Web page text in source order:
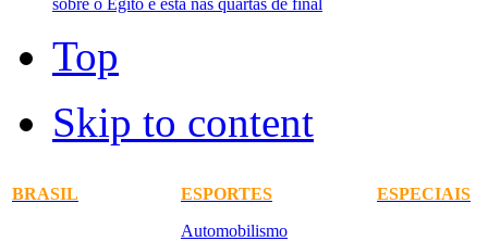
sobre o Egito e está nas quartas de final
Top
Skip to content
BRASIL
ESPORTES
Automobilismo
ESPECIAIS